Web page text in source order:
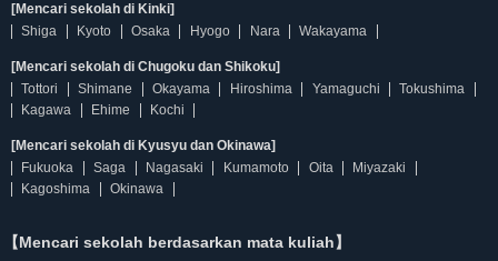
[Mencari sekolah di Kinki]
Shiga
Kyoto Osaka Hyogo Nara Wakayama
[Mencari sekolah di Chugoku dan Shikoku]
Tottori
Shimane Okayama Hiroshima Yamaguchi
Tokushima
Kagawa
Ehime Kochi
[Mencari sekolah di Kyusyu dan Okinawa]
Fukuoka
Saga Nagasaki Kumamoto Oita
Miyazaki
Kagoshima
Okinawa
【Mencari sekolah berdasarkan mata kuliah】